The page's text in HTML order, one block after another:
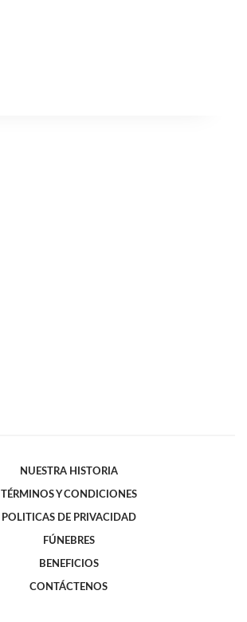
NUESTRA HISTORIA
TÉRMINOS Y CONDICIONES
POLITICAS DE PRIVACIDAD
FÚNEBRES
BENEFICIOS
CONTÁCTENOS